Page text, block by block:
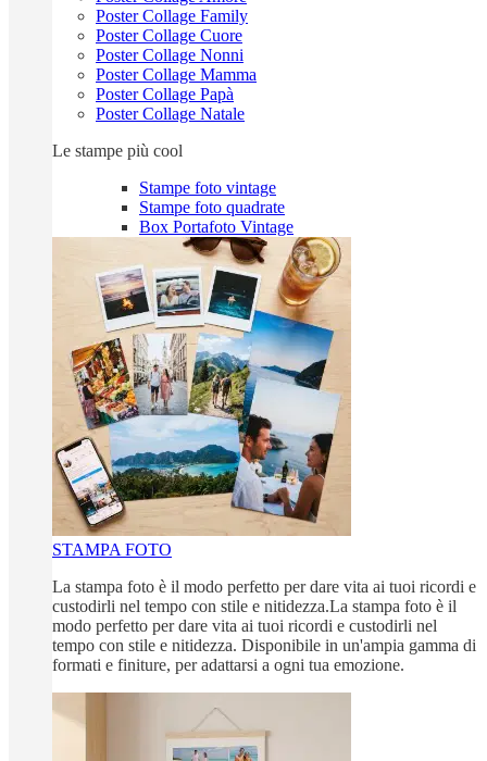
Poster Collage Family
Poster Collage Cuore
Poster Collage Nonni
Poster Collage Mamma
Poster Collage Papà
Poster Collage Natale
Le stampe più cool
Stampe foto vintage
Stampe foto quadrate
Box Portafoto Vintage
STAMPA FOTO
La stampa foto è il modo perfetto per dare vita ai tuoi ricordi e
custodirli nel tempo con stile e nitidezza.La stampa foto è il
modo perfetto per dare vita ai tuoi ricordi e custodirli nel
tempo con stile e nitidezza. Disponibile in un'ampia gamma di
formati e finiture, per adattarsi a ogni tua emozione.